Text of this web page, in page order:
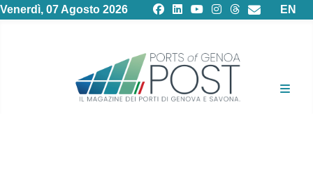
Venerdì, 07 Agosto 2026 EN